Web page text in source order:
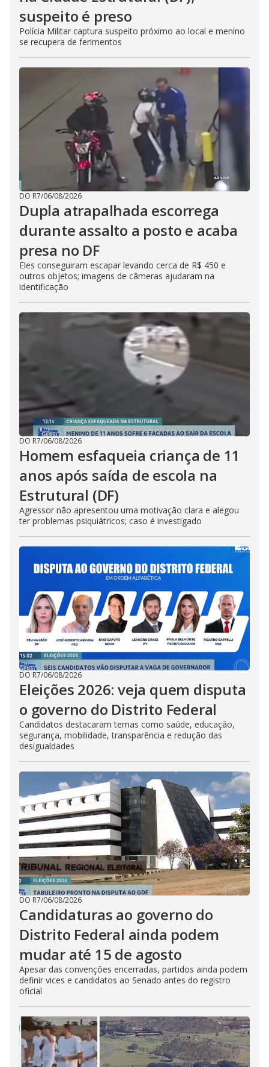
suspeito é preso
Polícia Militar captura suspeito próximo ao local e menino
se recupera de ferimentos
DO R7/06/08/2026
Dupla atrapalhada escorrega
durante assalto a posto e acaba
presa no DF
Eles conseguiram escapar levando cerca de R$ 450 e
outros objetos; imagens de câmeras ajudaram na
identificação
DO R7/06/08/2026
Homem esfaqueia criança de 11
anos após saída de escola na
Estrutural (DF)
Agressor não apresentou uma motivação clara e alegou
ter problemas psiquiátricos; caso é investigado
DO R7/06/08/2026
Eleições 2026: veja quem disputa
o governo do Distrito Federal
Candidatos destacaram temas como saúde, educação,
segurança, mobilidade, transparência e redução das
desigualdades
DO R7/06/08/2026
Candidaturas ao governo do
Distrito Federal ainda podem
mudar até 15 de agosto
Apesar das convenções encerradas, partidos ainda podem
definir vices e candidatos ao Senado antes do registro
oficial